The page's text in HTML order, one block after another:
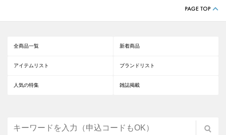
全商品一覧 新着商品
アイテムリスト ブランドリスト
人気の特集 雑誌掲載